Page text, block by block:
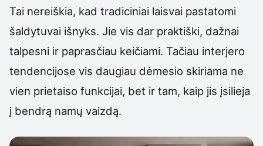
Tai nereiškia, kad tradiciniai laisvai pastatomi
šaldytuvai išnyks. Jie vis dar praktiški, dažnai
talpesni ir paprasčiau keičiami. Tačiau interjero
tendencijose vis daugiau dėmesio skiriama ne
vien prietaiso funkcijai, bet ir tam, kaip jis įsilieja
į bendrą namų vaizdą.